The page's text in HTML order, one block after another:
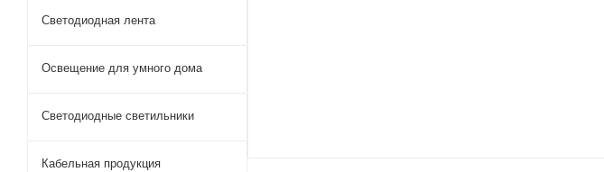
Светодиодная лента
Освещение для умного дома
Светодиодные светильники
Кабельная продукция